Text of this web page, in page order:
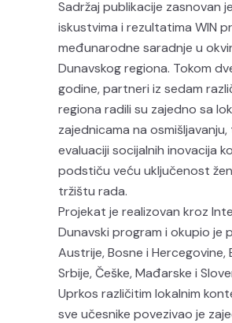
Sadržaj publikacije zasnovan
iskustvima i rezultatima WIN
međunarodne saradnje u
Dunavskog regiona. Tokom
godine, partneri iz sedam
regiona radili su zajedno sa
zajednicama na
evaluaciji socijalnih inovacija
podstiču veću uključenost
tržištu rada.
Projekat je realizovan kroz
Dunavski program i okupio je
Austrije, Bosne i Hercegovine,
Srbije, Češke, Mađarske i
Uprkos različitim lokalnim
sve učesnike povezivao je